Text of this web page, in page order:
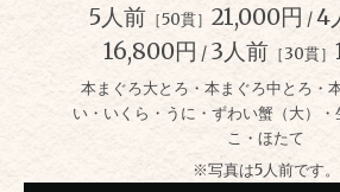
5人前 ［50貫］ 21,000円 /4
16,800円 / 3人前 ［30貫］
本まぐろ大とろ・本まぐろ中とろ・
い・いくら・うに・ずわい蟹（大）
こ・ほたて
※写真は5人前です。